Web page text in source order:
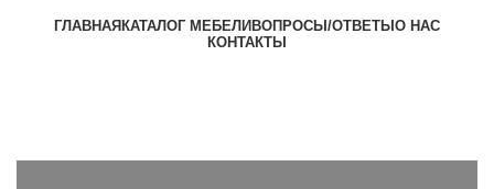
ГЛАВНАЯ КАТАЛОГ МЕБЕЛИ ВОПРОСЫ/ОТВЕТЫ О НАС
КОНТАКТЫ